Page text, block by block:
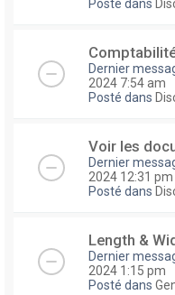
Posté dans
Dernier
2024 7:54 am
Posté dans
Voir les
Dernier
2024 12:31 pm
Posté dans
Length &
Dernier
2024 1:15 pm
Posté dans